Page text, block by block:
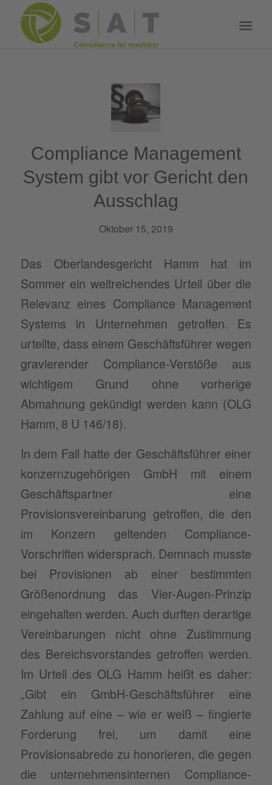
Compliance Management
System gibt vor Gericht den
Ausschlag
Oktober 15, 2019
Das Oberlandesgericht Hamm hat im
Sommer ein weitreichendes Urteil über die
Relevanz eines Compliance Management
Systems in Unternehmen getroffen. Es
urteilte, dass einem Geschäftsführer wegen
gravierender Compliance-Verstöße aus
wichtigem Grund ohne vorherige
Abmahnung gekündigt werden kann (OLG
Hamm, 8 U 146/18).
In dem Fall hatte der Geschäftsführer einer
konzernzugehörigen GmbH mit einem
Geschäftspartner eine
Provisionsvereinbarung getroffen, die den
im Konzern geltenden Compliance-
Vorschriften widersprach. Demnach musste
bei Provisionen ab einer bestimmten
Größenordnung das Vier-Augen-Prinzip
eingehalten werden. Auch durften derartige
Vereinbarungen nicht ohne Zustimmung
des Bereichsvorstandes getroffen werden.
Im Urteil des OLG Hamm heißt es daher:
„Gibt ein GmbH-Geschäftsführer eine
Zahlung auf eine – wie er weiß – fingierte
Forderung frei, um damit eine
Provisionsabrede zu honorieren, die gegen
die unternehmensinternen Compliance-